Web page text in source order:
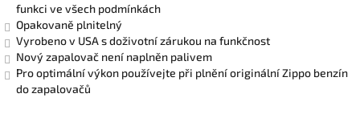
funkci ve všech podmínkách
Opakovaně plnitelný
Vyrobeno v USA s doživotní zárukou na funkčnost
Nový zapalovač není naplněn palivem
Pro optimální výkon používejte při plnění originální Zippo benzín
do zapalovačů